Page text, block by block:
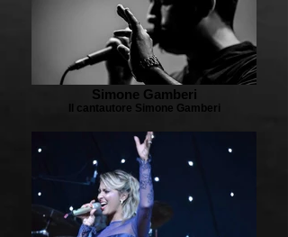
Simone Gamberi
Il cantautore Simone Gamberi